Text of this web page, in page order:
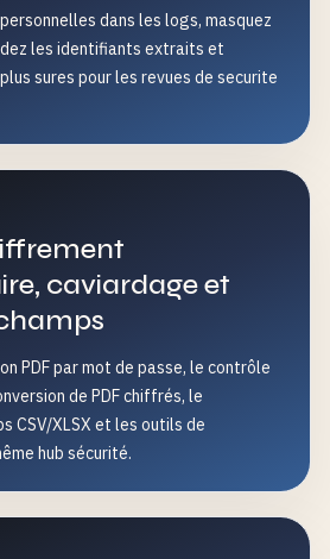
dans les logs, masquez
les identifiants extraits et
sures pour les revues de securite
caviardage et
PDF par mot de passe, le contrôle
de PDF chiffrés, le
CSV/XLSX et les outils de
hub sécurité.